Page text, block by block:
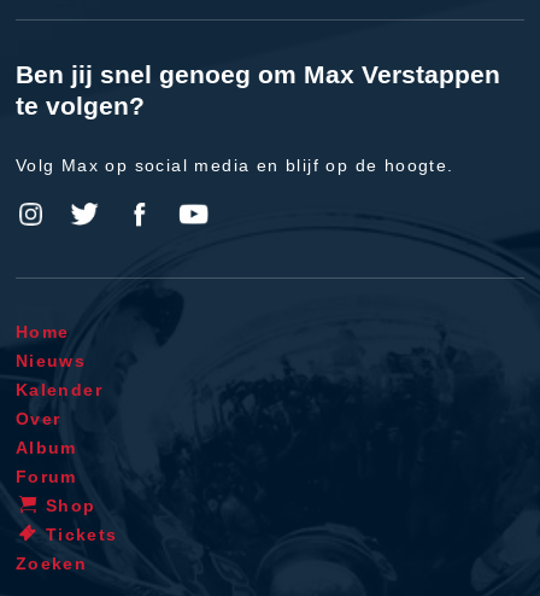
Ben jij snel genoeg om Max Verstappen
te volgen?
Volg Max op social media en blijf op de hoogte.
Home
Nieuws
Kalender
Over
Album
Forum
Shop
Tickets
Zoeken